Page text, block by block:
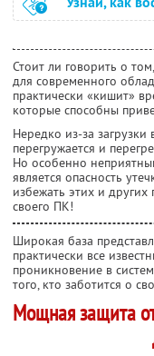
Стоит ли говорить о
для современного
практически «кишит»
которые способны
Нередко из-за
перегружается и
Но особенно
является опасность
избежать этих и других
своего ПК!
Широкая база
практически все
проникновение в
того, кто заботится о
Мощная защита